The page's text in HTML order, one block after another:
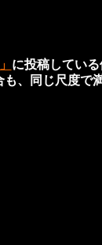
に投稿している
、同じ尺度で